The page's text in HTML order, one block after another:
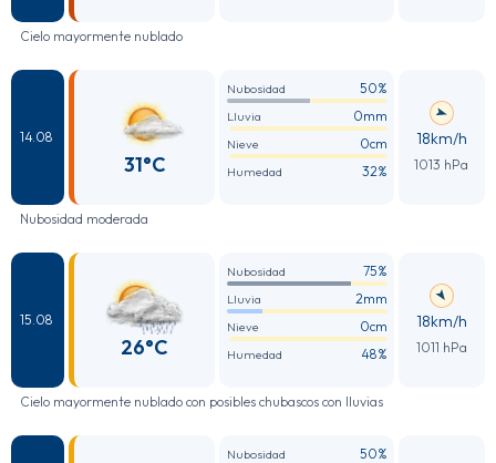
Cielo mayormente nublado
14.08
31°C
Nubosidad 50%
Lluvia 0mm
Nieve 0cm
Humedad 32%
18km/h
1013 hPa
Nubosidad moderada
15.08
26°C
Nubosidad 75%
Lluvia 2mm
Nieve 0cm
Humedad 48%
18km/h
1011 hPa
Cielo mayormente nublado con posibles chubascos con lluvias
Nubosidad 50%